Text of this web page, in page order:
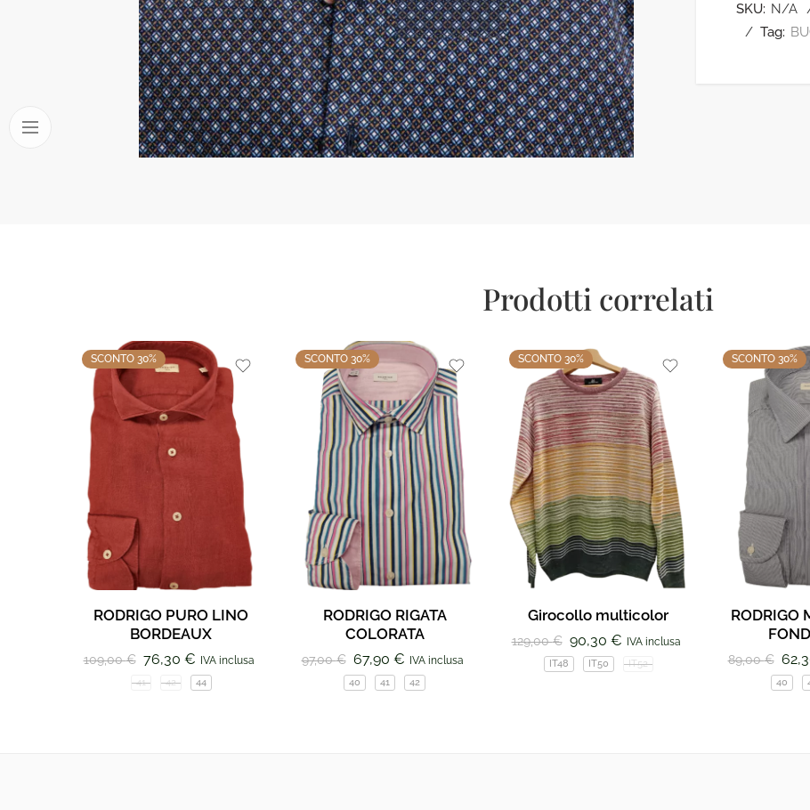
SKU: N/A
Tag:
Prodotti correlati
SCONTO 30%
RODRIGO PURO LINO
BORDEAUX
109,00€ 76,30 € IVA inclusa
41 42 44
SCONTO 30%
RODRIGO RIGATA
COLORATA
97,00€ 67,90 € IVA inclusa
40 41 42
SCONTO 30%
Girocollo multicolor
129,00€ 90,30 € IVA inclusa
IT48 IT50 IT52
SCONTO 30%
RODRIGO
89,00€
40